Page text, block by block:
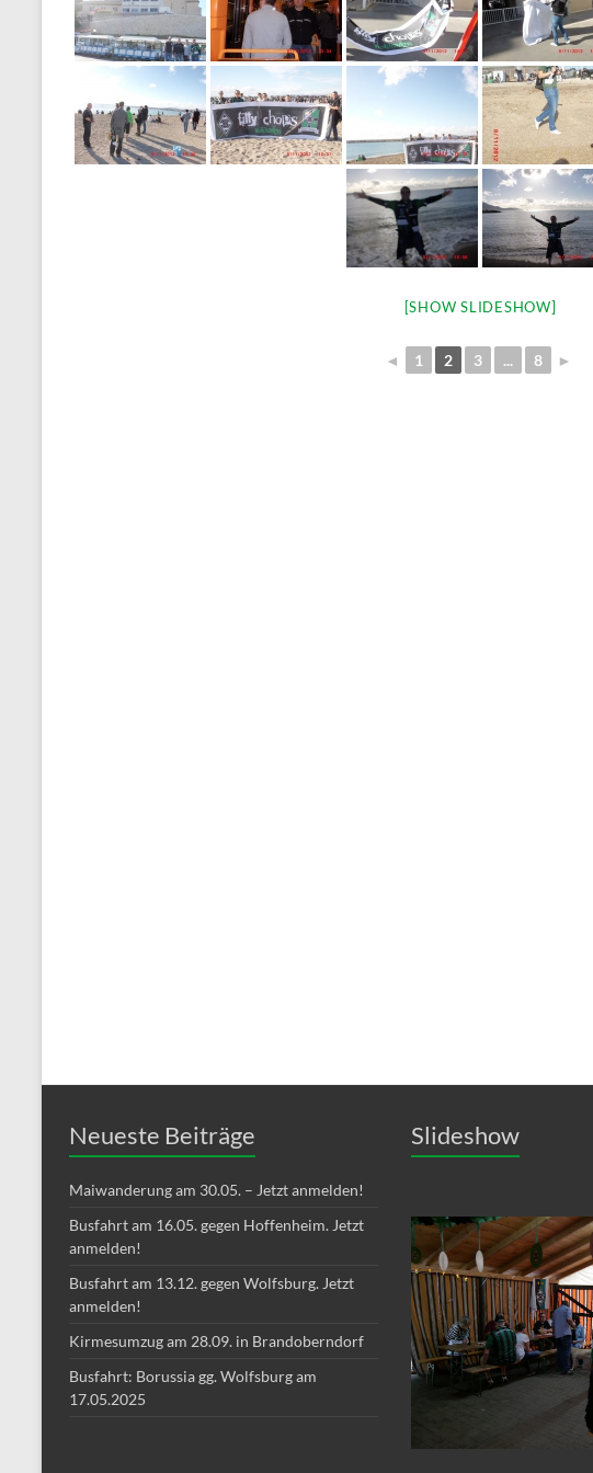
[SHOW SLIDESHOW]
◄ 1 2 3 ... 8 ►
Neueste Beiträge
Maiwanderung am 30.05. – Jetzt anmelden!
Busfahrt am 16.05. gegen Hoffenheim. Jetzt
anmelden!
Busfahrt am 13.12. gegen Wolfsburg. Jetzt
anmelden!
Kirmesumzug am 28.09. in Brandoberndorf
Busfahrt: Borussia gg. Wolfsburg am
17.05.2025
Slideshow